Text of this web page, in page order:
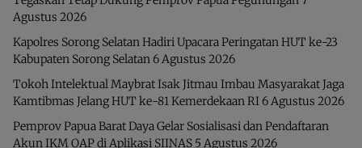
Agustus 2026
Kapolres Sorong Selatan Hadiri Upacara Peringatan HUT ke-23
Kabupaten Sorong Selatan6 Agustus 2026
Tokoh Intelektual Maybrat Isak Jitmau Imbau Masyarakat Jaga
Kamtibmas Jelang HUT ke-81 Kemerdekaan RI6 Agustus 2026
Pemprov Papua Barat Daya Gelar Sosialisasi dan Pendaftaran
Akun IKM OAP di Aplikasi SIINAS 5 Agustus 2026